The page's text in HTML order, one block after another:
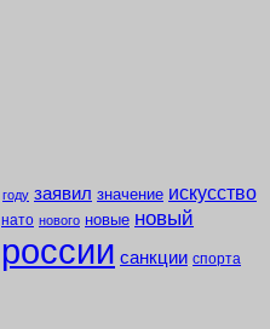
году заявил значение искусство
нато нового новые новый
россии санкции спорта